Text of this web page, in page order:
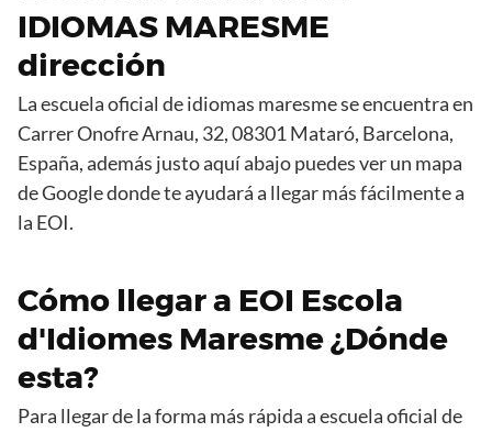
IDIOMAS MARESME
dirección
La escuela oficial de idiomas maresme se encuentra en
Carrer Onofre Arnau, 32, 08301 Mataró, Barcelona,
España, además justo aquí abajo puedes ver un mapa
de Google donde te ayudará a llegar más fácilmente a
la EOI.
Cómo llegar a EOI Escola
d'Idiomes Maresme ¿Dónde
esta?
Para llegar de la forma más rápida a escuela oficial de